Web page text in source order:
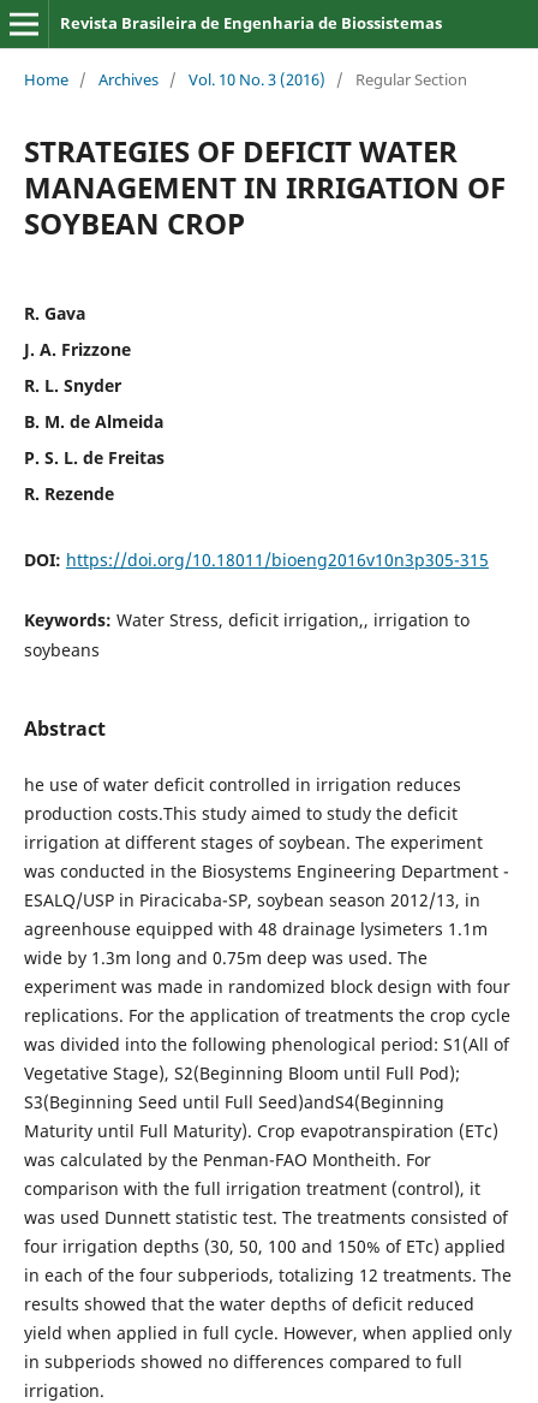
Revista Brasileira de Engenharia de Biossistemas
Home / Archives / Vol. 10 No. 3 (2016) / Regular Section
STRATEGIES OF DEFICIT WATER
MANAGEMENT IN IRRIGATION OF
SOYBEAN CROP
R. Gava
J. A. Frizzone
R. L. Snyder
B. M. de Almeida
P. S. L. de Freitas
R. Rezende
DOI: https://doi.org/10.18011/bioeng2016v10n3p305-315
Keywords: Water Stress, deficit irrigation,, irrigation to
soybeans
Abstract
he use of water deficit controlled in irrigation reduces
production costs.This study aimed to study the deficit
irrigation at different stages of soybean. The experiment
was conducted in the Biosystems Engineering Department -
ESALQ/USP in Piracicaba-SP, soybean season 2012/13, in
agreenhouse equipped with 48 drainage lysimeters 1.1m
wide by 1.3m long and 0.75m deep was used. The
experiment was made in randomized block design with four
replications. For the application of treatments the crop cycle
was divided into the following phenological period: S1(All of
Vegetative Stage), S2(Beginning Bloom until Full Pod);
S3(Beginning Seed until Full Seed)andS4(Beginning
Maturity until Full Maturity). Crop evapotranspiration (ETc)
was calculated by the Penman-FAO Montheith. For
comparison with the full irrigation treatment (control), it
was used Dunnett statistic test. The treatments consisted of
four irrigation depths (30, 50, 100 and 150% of ETc) applied
in each of the four subperiods, totalizing 12 treatments. The
results showed that the water depths of deficit reduced
yield when applied in full cycle. However, when applied only
in subperiods showed no differences compared to full
irrigation.